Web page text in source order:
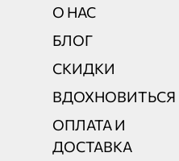
О НАС
БЛОГ
СКИДКИ
ВДОХНОВИТЬСЯ
ОПЛАТА И
ДОСТАВКА